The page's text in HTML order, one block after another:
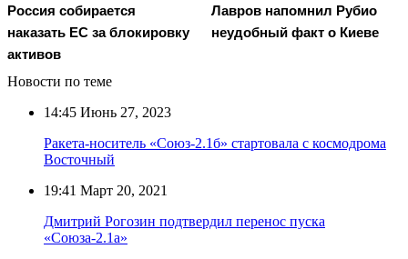
Россия собирается
наказать EC за блокировку
активов
Лавров напомнил Рубио
неудобный факт о Киеве
Новости по теме
14:45 Июнь 27, 2023
Ракета-носитель «Союз-2.1б» стартовала с космодрома
Восточный
19:41 Март 20, 2021
Дмитрий Рогозин подтвердил перенос пуска
«Союза-2.1а»